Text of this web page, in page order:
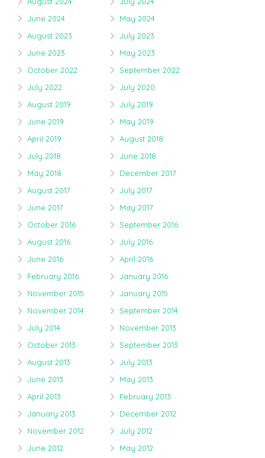
June 2024
May 2024
August 2023
July 2023
June 2023
May 2023
October 2022
September 2022
July 2022
July 2020
August 2019
July 2019
June 2019
May 2019
April 2019
August 2018
July 2018
June 2018
May 2018
December 2017
August 2017
July 2017
June 2017
May 2017
October 2016
September 2016
August 2016
July 2016
June 2016
April 2016
February 2016
January 2016
November 2015
January 2015
November 2014
September 2014
July 2014
November 2013
October 2013
September 2013
August 2013
July 2013
June 2013
May 2013
April 2013
February 2013
January 2013
December 2012
November 2012
July 2012
June 2012
May 2012